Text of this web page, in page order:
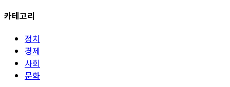
카테고리
정치
경제
사회
문화